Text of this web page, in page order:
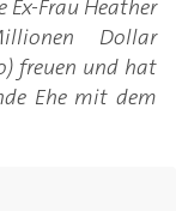
Ex-Frau Heather
Dollar
freuen und hat
Ehe mit dem